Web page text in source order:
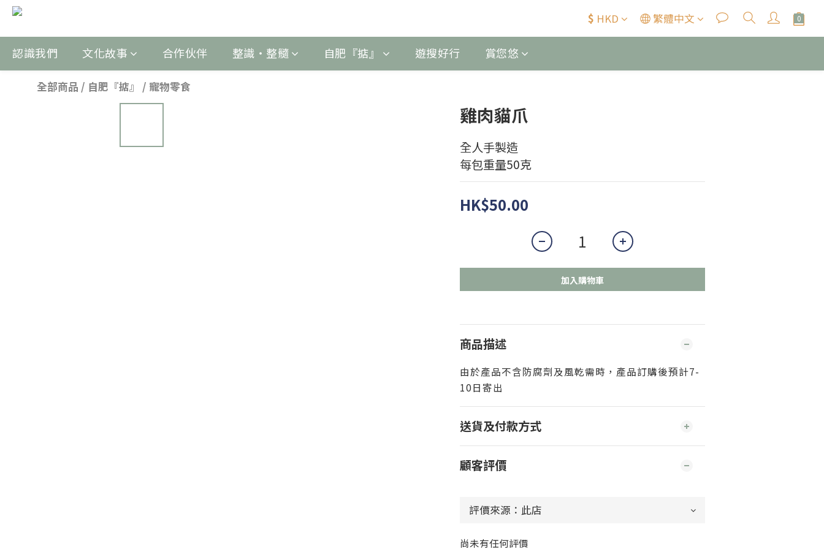
$ HKD 繁體中文
認識我們 文化故事 合作伙伴 整識‧整髓 自肥『掂』 遊搜好行 賞您悠
全部商品 / 自肥『掂』 / 寵物零食
雞肉貓爪
全人手製造
每包重量50克
HK$50.00
加入購物車
商品描述
由於產品不含防腐劑及風乾需時，產品訂購後預計7-
10日寄出
送貨及付款方式
顧客評價
尚未有任何評價